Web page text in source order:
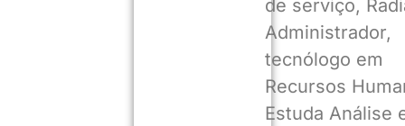
de serviço,
Administrador,
tecnólogo em
Recursos
Estuda Análise